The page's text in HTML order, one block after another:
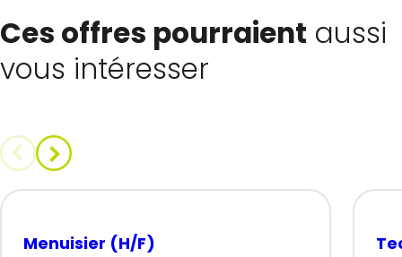
Ces offres pourraient aussi
vous intéresser
Menuisier (H/F)